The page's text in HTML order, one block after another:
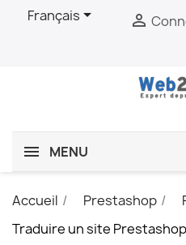
Français 
MENU
Accueil Prestashop
Traduire un site Prestashop